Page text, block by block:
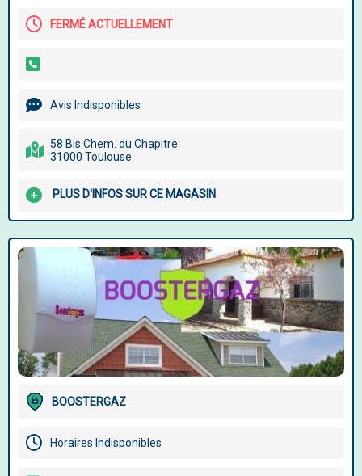
FERMÉ ACTUELLEMENT
Avis Indisponibles
58 Bis Chem. du Chapitre
31000 Toulouse
PLUS D'INFOS SUR CE MAGASIN
BOOSTERGAZ
Horaires Indisponibles